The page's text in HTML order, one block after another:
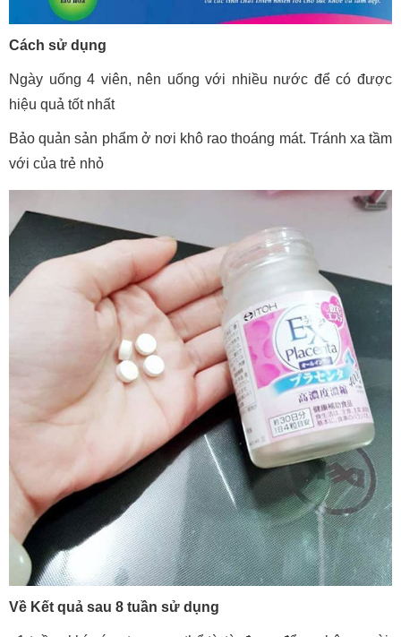
Cách sử dụng
Ngày uống 4 viên, nên uống với nhiều nước để có được
hiệu quả tốt nhất
Bảo quản sản phẩm ở nơi khô rao thoáng mát. Tránh xa tầm
với của trẻ nhỏ
Về Kết quả sau 8 tuần sử dụng